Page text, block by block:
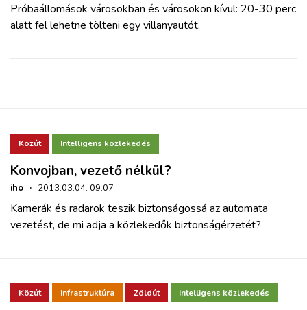
Próbaállomások városokban és városokon kívül: 20-30 perc
alatt fel lehetne tölteni egy villanyautót.
Közút Intelligens közlekedés
Konvojban, vezető nélkül?
iho · 2013.03.04. 09:07
Kamerák és radarok teszik biztonságossá az automata
vezetést, de mi adja a közlekedők biztonságérzetét?
Közút Infrastruktúra Zöldút Intelligens közlekedés